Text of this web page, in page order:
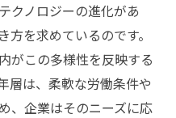
クノロジーの進化があ
方を求めているのです。
がこの多様性を反映する
層は、柔軟な労働条件や
、企業はそのニーズに応